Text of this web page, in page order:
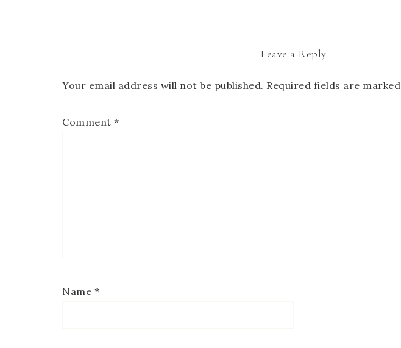
Leave a Reply
Your email address will not be published. Required fields are marked
Comment *
Name *